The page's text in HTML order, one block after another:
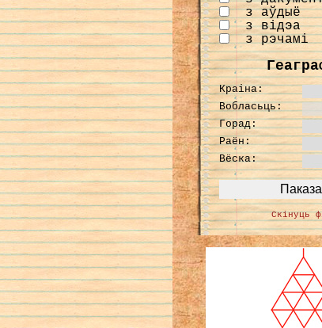
з аўдыё
з відэа
з рэчамі
Краіна:
Вобласьць:
Горад:
Раён:
Вёска:
Скінуць